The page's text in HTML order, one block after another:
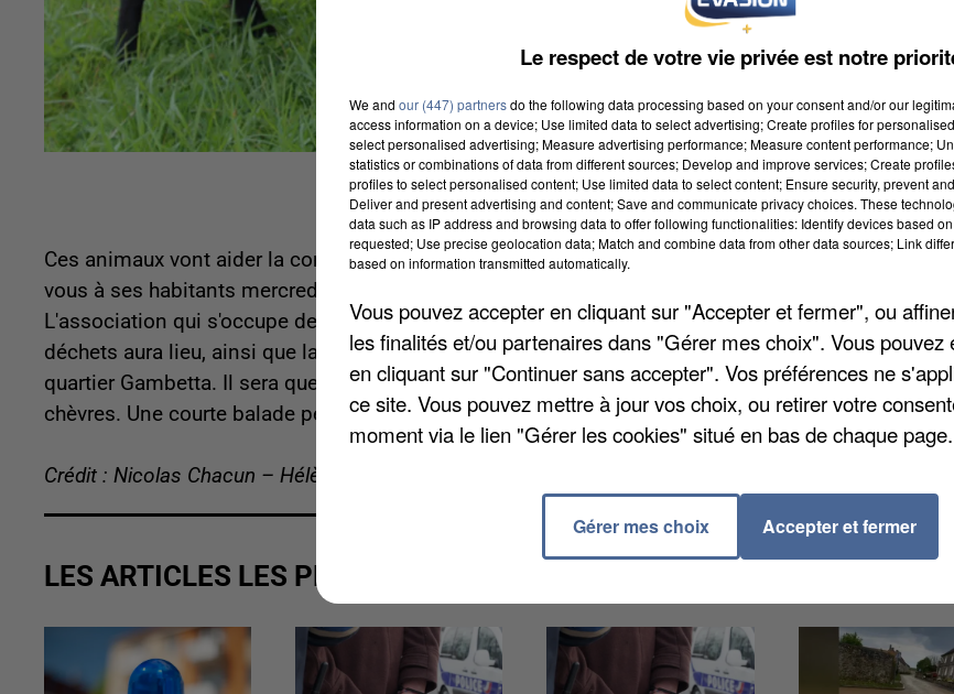
Ces animaux vont aider la commune à entretenir les différents espaces verts. La mairie donne
vous à ses habitants mercredi 27 avril à 15 heures, au parc le Petit Blanc, rue Anatole France.
L'association qui s'occupe des animaux, le Pré des Cités, a prévu une animation. Un ramassage de
déchets aura lieu, ainsi que la présentation des « Responsables Surveillance Animaux », des
quartier Gambetta. Il sera question des bonnes pratiques pour ne pas déranger les moutons et
chèvres. Une courte balade permettra d'emmener les bêtes du camion à leur enclos.
Crédit : Nicolas Chacun – Hélène Virat
LES ARTICLES LES PLUS VUS
Le respect de votre vie privée est notre
We and our (447) partnersdo the following data processing based on your consent and/or our
access information on a device; Use limited data to select advertising; Create profiles for
select personalised advertising; Measure advertising performance; Measure content performance;
statistics or combinations of data from different sources; Develop and improve services; Create
profiles to select personalised content; Use limited data to select content; Ensure security, prevent
Deliver and present advertising and content; Save and communicate privacy choices. These
data such as IP address and browsing data to offer following functionalities: Identify devices based
requested; Use precise geolocation data; Match and combine data from other data sources; Link
based on information transmitted automatically.
Vous pouvez accepter en cliquant sur "Accepter et fermer", ou
les finalités et/ou partenaires dans "Gérer mes choix". Vous pouvez
en cliquant sur "Continuer sans accepter". Vos préférences ne
ce site. Vous pouvez mettre à jour vos choix, ou retirer votre
moment via le lien "Gérer les cookies" situé en bas de chaque page.
Gérer mes choix Accepter et fermer